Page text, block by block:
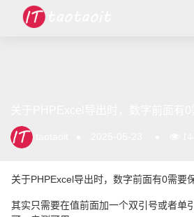
关于PHPExcel导出时，数字前面有0需要
其实只需要在值前面加一个双引号或者单